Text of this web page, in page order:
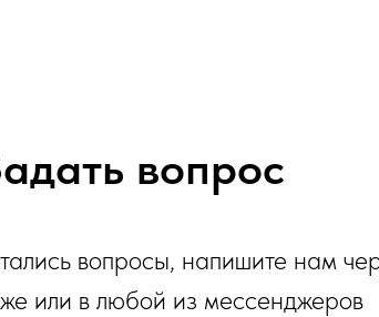
вопрос
вопросы, напишите нам
или в любой из мессенджеров